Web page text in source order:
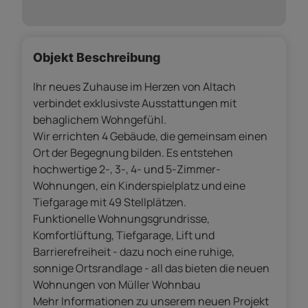
Objekt Beschreibung
Ihr neues Zuhause im Herzen von Altach
verbindet exklusivste Ausstattungen mit
behaglichem Wohngefühl.
Wir errichten 4 Gebäude, die gemeinsam einen
Ort der Begegnung bilden. Es entstehen
hochwertige 2-, 3-, 4- und 5-Zimmer-
Wohnungen, ein Kinderspielplatz und eine
Tiefgarage mit 49 Stellplätzen.
Funktionelle Wohnungsgrundrisse,
Komfortlüftung, Tiefgarage, Lift und
Barrierefreiheit - dazu noch eine ruhige,
sonnige Ortsrandlage - all das bieten die neuen
Wohnungen von Müller Wohnbau
Mehr Informationen zu unserem neuen Projekt